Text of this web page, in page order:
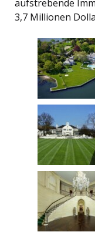
aufstrebende
3,7 Millionen